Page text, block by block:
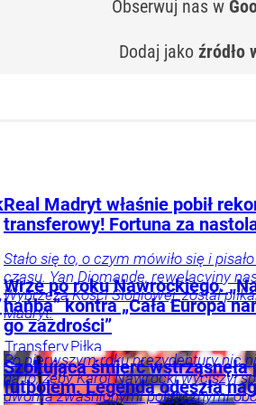
Obserwuj nas w
Dodaj jako źródło
Real Madryt właśnie pobił
transferowy! Fortuna za
Stało się to, o czym mówiło się i
czasu. Yan Diomande, rewelacyjny
Wybrzeża Kości Słoniowej, został
Madryt.
TransferyPiłka
nożnaSport
Wrze po roku Nawrockiego.
hańba” kontra „Cała Europa
go zazdrości”
Po pierwszym roku prezydentury nic
na to, żeby Karol Nawrocki wyciszył
dwoma zwaśnionymi politycznymi
Szokująca śmierć wstrząsnęła
futbolem. Legenda odeszła